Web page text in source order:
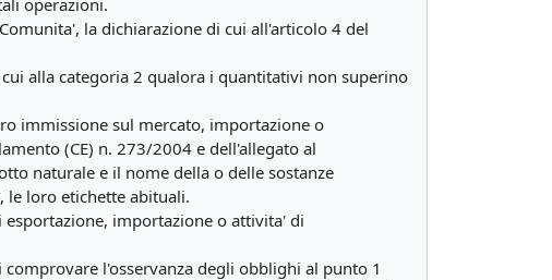
operazioni.
la dichiarazione di cui all'articolo 4 del
alla categoria 2 qualora i quantitativi non superino
immissione sul mercato, importazione o
(CE) n. 273/2004 e dell'allegato al
naturale e il nome della o delle sostanze
le loro etichette abituali.
esportazione, importazione o attivita' di
l'osservanza degli obblighi al punto 1